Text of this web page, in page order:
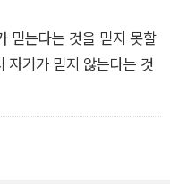
람이 단 한 명도 없단 말
받고 너무 놀라서 스스
자루에 감히 다가가지
명하고 싶어. 나 혼자라
믿는다는 것을 믿지 못할
자기가 믿지 않는다는 것